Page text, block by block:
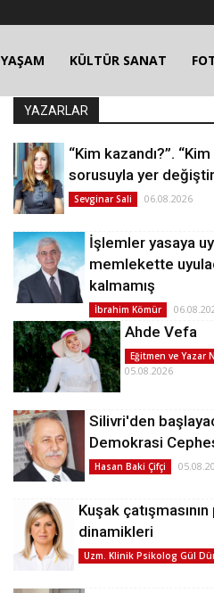
YAŞAM KÜLTÜR SANAT
YAZARLAR
“Kim kazandı?”.
sorusuyla yer
Sevginar Sali 06.08.2026
İşlemler yasaya
memlekette
kalmamış
İbrahim Kömür
Ahde Vefa
Eğitmen ve Yazar
05.08.2026
Silivri'den
Demokrasi
Hasan Baki Çifçi
Kuşak
dinamikleri
Uzm. Klinik Psikolog Gül